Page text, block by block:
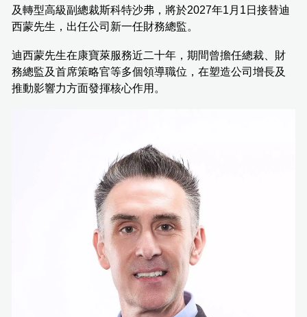
及轉型高級副總裁斯科特沙弗，將於2027年1月1日接替迪
西蒙先生，出任公司新一任財務總監。
迪西蒙先生在康寶萊服務近二十年，期間曾擔任總裁、財
務總監及首席策略官等多個領導職位，在塑造公司增長及
推動影響力方面發揮核心作用。